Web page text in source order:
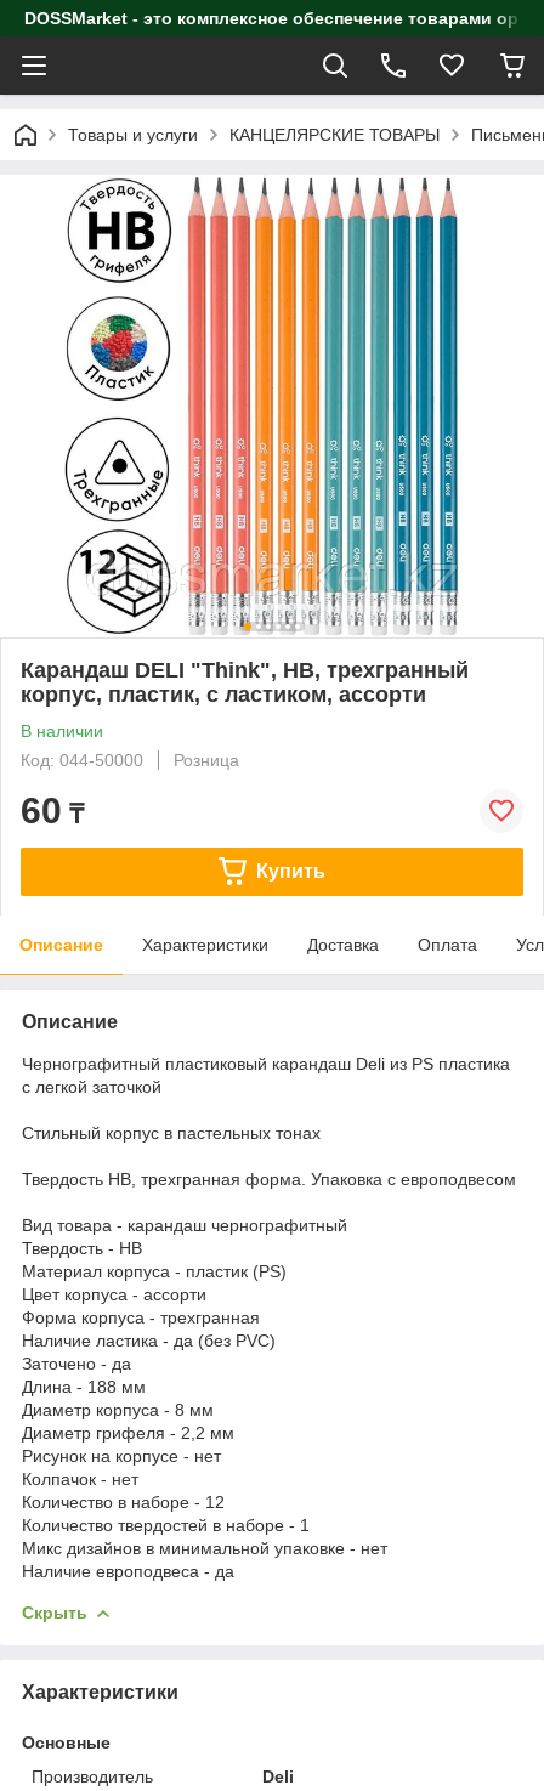
DOSSMarket - это комплексное обеспечение товарами
Товары и услуги КАНЦЕЛЯРСКИЕ ТОВАРЫ
Карандаш DELI "Think", НВ, трехгранный
корпус, пластик, с ластиком, ассорти
В наличии
Код: 044-50000
Розница
60 ₸
Купить
Описание Характеристики Доставка Оплата
Описание
Чернографитный пластиковый карандаш Deli из PS пластика
с легкой заточкой
Стильный корпус в пастельных тонах
Твердость HB, трехгранная форма. Упаковка с европодвесом
Вид товара - карандаш чернографитный
Твердость - НB
Материал корпуса - пластик (PS)
Цвет корпуса - ассорти
Форма корпуса - трехгранная
Наличие ластика - да (без PVC)
Заточено - да
Длина - 188 мм
Диаметр корпуса - 8 мм
Диаметр грифеля - 2,2 мм
Рисунок на корпусе - нет
Колпачок - нет
Количество в наборе - 12
Количество твердостей в наборе - 1
Микс дизайнов в минимальной упаковке - нет
Наличие европодвеса - да
Скрыть
Характеристики
Основные
Производитель
Deli